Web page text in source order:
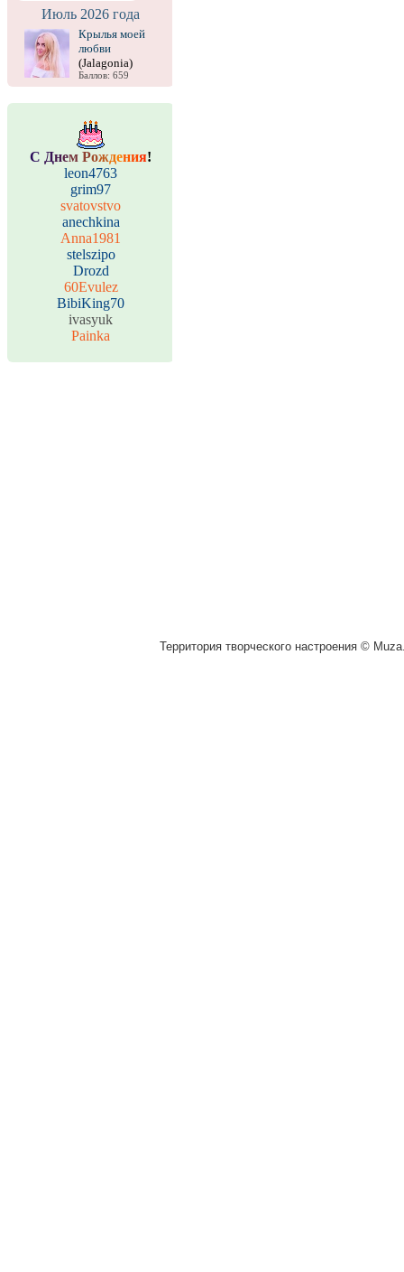
Июль 2026 года
Крылья моей
любви
(Jalagonia)
Баллов: 659
С Днем Рождения!
leon4763
grim97
svatovstvo
anechkina
Anna1981
stelszipo
Drozd
60Evulez
BibiKing70
ivasyuk
Painka
Территория творческого настроения ©